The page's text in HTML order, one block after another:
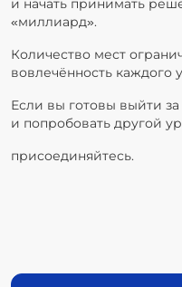
и начать принимать
«миллиард».
Количество мест
вовлечённость каждого
Если вы готовы выйти
и попробовать другой
присоединяйтесь.